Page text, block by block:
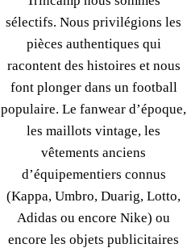
sélectifs. Nous privilégions les
pièces authentiques qui
racontent des histoires et nous
font plonger dans un football
populaire. Le fanwear d’époque,
les maillots vintage, les
vêtements anciens
d’équipementiers connus
(Kappa, Umbro, Duarig, Lotto,
Adidas ou encore Nike) ou
encore les objets publicitaires